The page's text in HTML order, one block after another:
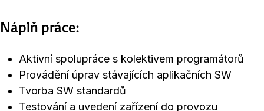
Náplň práce:
Aktivní spolupráce s kolektivem programátorů
Provádění úprav stávajících aplikačních SW
Tvorba SW standardů
Testování a uvedení zařízení do provozu